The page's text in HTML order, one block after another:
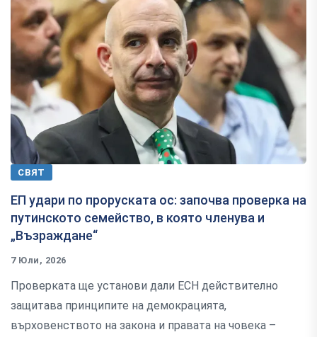
СВЯТ
ЕП удари по проруската ос: започва проверка на
путинското семейство, в която членува и
„Възраждане“
7 Юли, 2026
Проверката ще установи дали ЕСН действително
защитава принципите на демокрацията,
върховенството на закона и правата на човека –